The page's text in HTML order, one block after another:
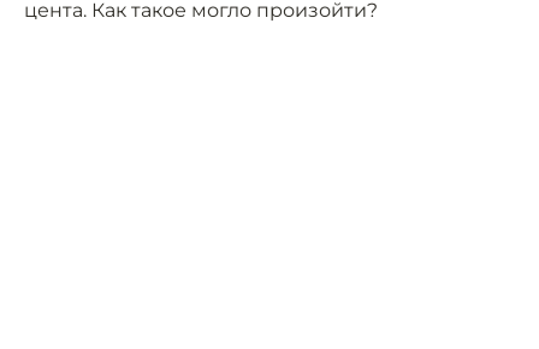
цента. Как такое могло произойти?